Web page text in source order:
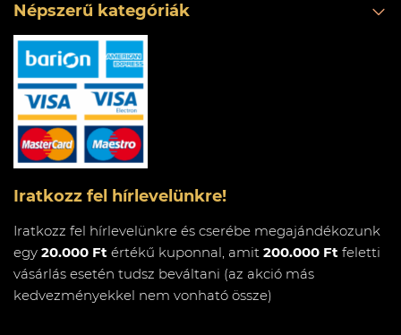
Népszerű kategóriák
Iratkozz fel hírlevelünkre!
Iratkozz fel hírlevelünkre és cserébe megajándékozunk
egy 20.000 Ft értékű kuponnal, amit 200.000 Ft feletti
vásárlás esetén tudsz beváltani (az akció más
kedvezményekkel nem vonható össze)